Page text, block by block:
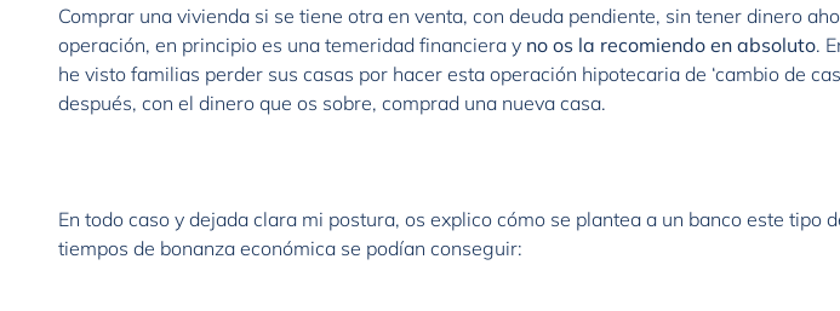
Comprar una vivienda si se tiene otra en venta, con deuda pendiente, sin tener dinero
operación, en principio es una temeridad financiera y no os la recomiendo en absoluto.
he visto familias perder sus casas por hacer esta operación hipotecaria de ‘cambio de
después, con el dinero que os sobre, comprad una nueva casa.
En todo caso y dejada clara mi postura, os explico cómo se plantea a un banco este tipo